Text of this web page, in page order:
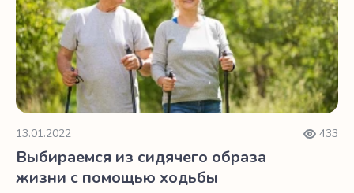
13.01.2022 433
Выбираемся из сидячего образа
жизни с помощью ходьбы